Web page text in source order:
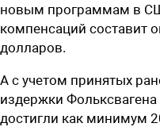
новым программам в
компенсаций составит
долларов.
А с учетом принятых
издержки
достигли как минимум